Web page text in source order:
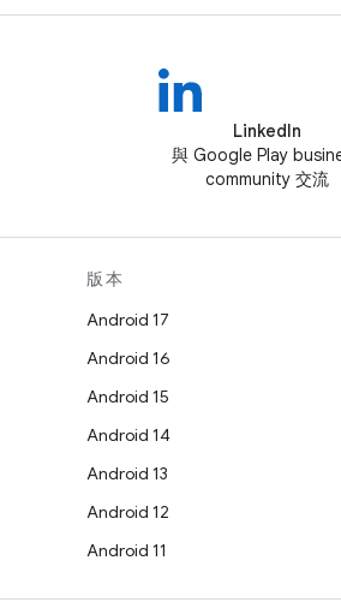
LinkedIn
與 Google Play
community 交流
版本
Android 17
Android 16
Android 15
Android 14
Android 13
Android 12
Android 11